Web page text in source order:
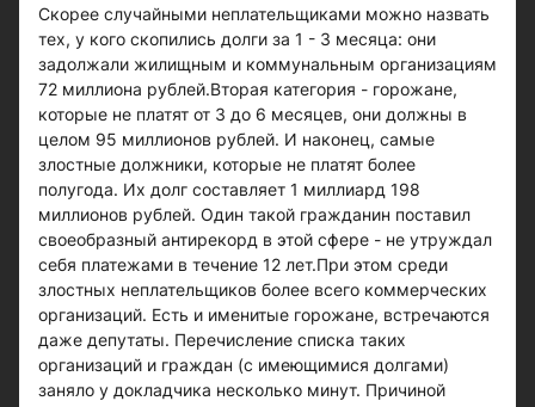
Скорее случайными неплательщиками можно назвать
тех, у кого скопились долги за 1 - 3 месяца: они
задолжали жилищным и коммунальным организациям
72 миллиона рублей.Вторая категория - горожане,
которые не платят от 3 до 6 месяцев, они должны в
целом 95 миллионов рублей. И наконец, самые
злостные должники, которые не платят более
полугода. Их долг составляет 1 миллиард 198
миллионов рублей. Один такой гражданин поставил
своеобразный антирекорд в этой сфере - не утруждал
себя платежами в течение 12 лет.При этом среди
злостных неплательщиков более всего коммерческих
организаций. Есть и именитые горожане, встречаются
даже депутаты. Перечисление списка таких
организаций и граждан (с имеющимися долгами)
заняло у докладчика несколько минут. Причиной